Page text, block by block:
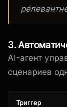
3.
AI-агент
сценариев
Триггер